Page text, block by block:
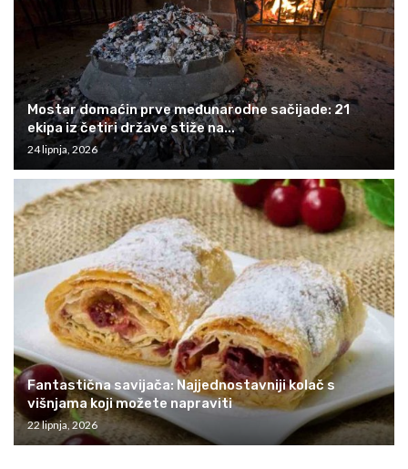
Mostar domaćin prve međunarodne sačijade: 21
ekipa iz četiri države stiže na...
24 lipnja, 2026
Fantastična savijača: Najjednostavniji kolač s
višnjama koji možete napraviti
22 lipnja, 2026